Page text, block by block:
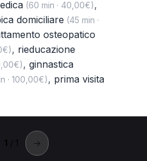
(60 min · 40,00€),
domiciliare (45 min ·
osteopatico
, rieducazione
, ginnastica
· 100,00€), prima visita
1 / 1 →